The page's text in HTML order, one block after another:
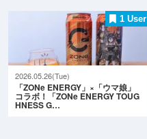
1 User
2026.05.26(Tue)
「ZONe ENERGY」×「ウマ娘」
コラボ！「ZONe ENERGY TOUG
HNESS G…